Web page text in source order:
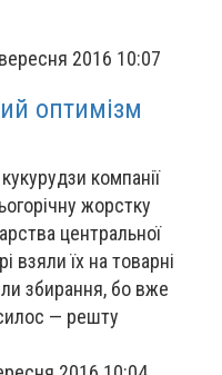
2016 10:07
оптимізм
компанії
жорстку
центральної
взяли їх на товарні
збирання, бо вже
— решту